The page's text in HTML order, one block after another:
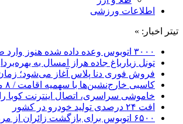
اطلاعات ورزشی
تیتر اخبار: »
۳۰۰۰ اتوبوس وعده داده شده هنوز وارد طرح اربعین نشده است
تونل زیارباغ جاده هراز امسال به
فروش فوری دنا پلاس آغاز می‌شود؛
کاسبی خارج‌نشین‌ها با سهمیه اقامت / ۸ میلیارد بده خودرو وارد کن!
خاموشی سراسری، اتصال اینترنت کوبا
افت ۲۴ درصدی تولید خودرو در کشور
۶۵۰۰ اتوبوس برای بازگشت زائران از مرز مهران اعزام می‌شود